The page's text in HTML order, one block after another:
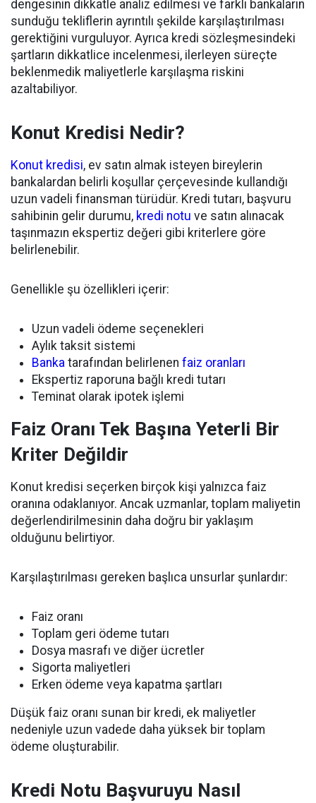
dengesinin dikkatle analiz edilmesi ve farklı bankaların
sunduğu tekliflerin ayrıntılı şekilde karşılaştırılması
gerektiğini vurguluyor. Ayrıca kredi sözleşmesindeki
şartların dikkatlice incelenmesi, ilerleyen süreçte
beklenmedik maliyetlerle karşılaşma riskini
azaltabiliyor.
Konut Kredisi Nedir?
Konut kredisi, ev satın almak isteyen bireylerin
bankalardan belirli koşullar çerçevesinde kullandığı
uzun vadeli finansman türüdür. Kredi tutarı, başvuru
sahibinin gelir durumu, kredi notu ve satın alınacak
taşınmazın ekspertiz değeri gibi kriterlere göre
belirlenebilir.
Genellikle şu özellikleri içerir:
Uzun vadeli ödeme seçenekleri
Aylık taksit sistemi
Banka tarafından belirlenen faiz oranları
Ekspertiz raporuna bağlı kredi tutarı
Teminat olarak ipotek işlemi
Faiz Oranı Tek Başına Yeterli Bir
Kriter Değildir
Konut kredisi seçerken birçok kişi yalnızca faiz
oranına odaklanıyor. Ancak uzmanlar, toplam maliyetin
değerlendirilmesinin daha doğru bir yaklaşım
olduğunu belirtiyor.
Karşılaştırılması gereken başlıca unsurlar şunlardır:
Faiz oranı
Toplam geri ödeme tutarı
Dosya masrafı ve diğer ücretler
Sigorta maliyetleri
Erken ödeme veya kapatma şartları
Düşük faiz oranı sunan bir kredi, ek maliyetler
nedeniyle uzun vadede daha yüksek bir toplam
ödeme oluşturabilir.
Kredi Notu Başvuruyu Nasıl